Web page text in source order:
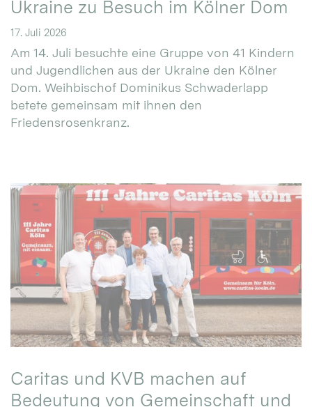
Ukraine zu Besuch im Kölner Dom
17. Juli 2026
Am 14. Juli besuchte eine Gruppe von 41 Kindern
und Jugendlichen aus der Ukraine den Kölner
Dom. Weihbischof Dominikus Schwaderlapp
betete gemeinsam mit ihnen den
Friedensrosenkranz.
Caritas und KVB machen auf
Bedeutung von Gemeinschaft und